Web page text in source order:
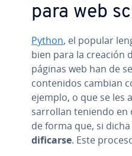
para web
Python, el popular
bien para la creación
páginas web han de
co­n­te­ni­dos cambian
ejemplo, o que se les
sa­rro­llan teniendo en
de forma que, si
di­fi­car­se. Este